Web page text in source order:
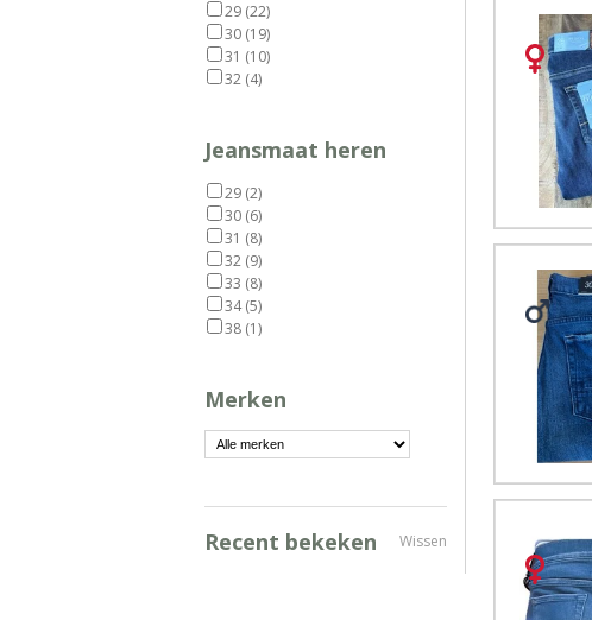
29 (22)
30 (19)
31 (10)
32 (4)
Jeansmaat heren
29 (2)
30 (6)
31 (8)
32 (9)
33 (8)
34(5)
38 (1)
Merken
Recent bekeken Wissen